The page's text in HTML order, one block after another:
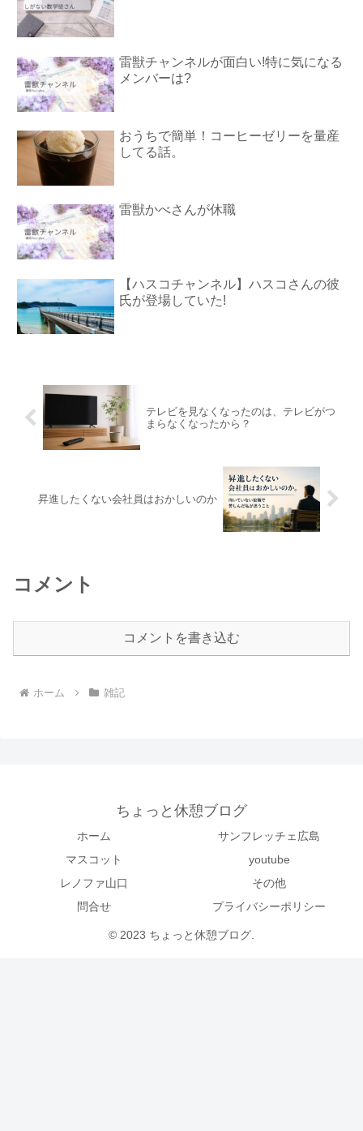
雷獣チャンネルが面白い!特に気になる
メンバーは?
おうちで簡単！コーヒーゼリーを量産
してる話。
雷獣かべさんが休職
【ハスコチャンネル】ハスコさんの彼
氏が登場していた!
テレビを見なくなったのは、テレビがつ
まらなくなったから？
昇進したくない会社員はおかしいのか
コメント
コメントを書き込む
ホーム 雑記
ちょっと休憩ブログ
ホーム
サンフレッチェ広島
マスコット
youtube
レノファ山口
その他
問合せ
プライバシーポリシー
© 2023 ちょっと休憩ブログ.